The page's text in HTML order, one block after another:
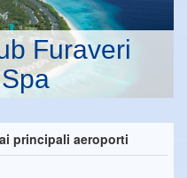
Furaveri
principali aeroporti